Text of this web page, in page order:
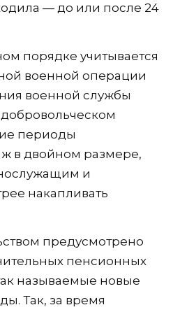
— до или после 24
порядке учитывается
военной операции
военной службы
периоды
в двойном размере,
и
накапливать
предусмотрено
пенсионных
называемые новые
Так, за время